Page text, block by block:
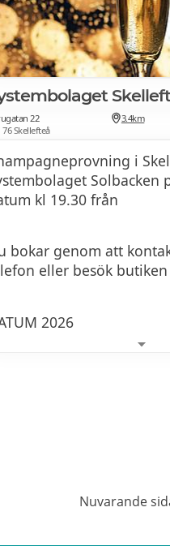
22
76 Skellefteå
3.4km
i
Solbacken
kl 19.30 från
bokar genom att
eller besök
2026
Nuvarande